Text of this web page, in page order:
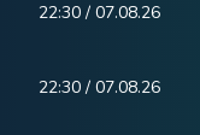
22:30 / 07.08.26
22:30 / 07.08.26